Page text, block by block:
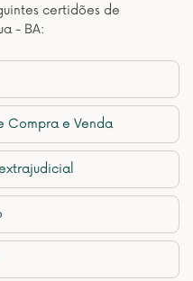
certidões de
- BA:
Compra e Venda